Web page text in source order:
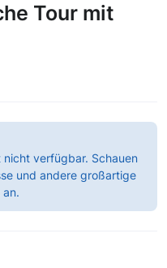
Tour mit
verfügbar. Schauen
und andere großartige
an.